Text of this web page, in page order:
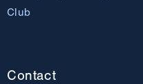
Club
Contact